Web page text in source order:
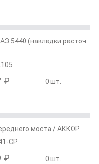
5440 (накладки расточ.
₽ 0 шт.
моста / АККОР
СР
₽ 0 шт.